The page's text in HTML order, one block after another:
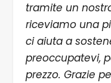
tramite un
riceviamo una
ci aiuta a
preoccupatevi,
prezzo. Grazie